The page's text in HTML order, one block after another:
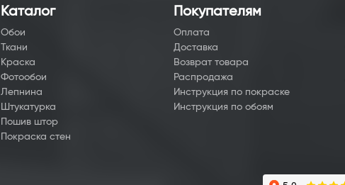
Каталог
Обои
Ткани
Краска
Фотообои
Лепнина
Штукатурка
Пошив штор
Покраска стен
Покупателям
Оплата
Доставка
Возврат товара
Распродажа
Инструкция по покраске
Инструкция по обоям